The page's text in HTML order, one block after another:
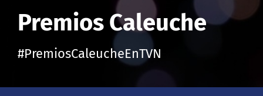
Premios Caleuche
#PremiosCaleucheEnTVN